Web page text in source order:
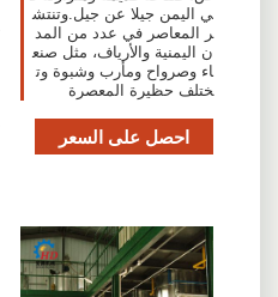
ي اليمن جيلا عن جيل.وتنتش
ر المعاصر في عدد من المد
ن اليمنية والأرياف، مثل صنع
اء وصرواح ومأرب وشبوة وت
ختلف حظيرة المعصرة
احصل على السعر